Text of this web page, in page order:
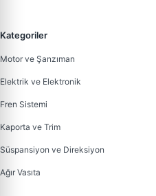
Kategoriler
Motor ve Şanzıman
Elektrik ve Elektronik
Fren Sistemi
Kaporta ve Trim
Süspansiyon ve Direksiyon
Ağır Vasıta